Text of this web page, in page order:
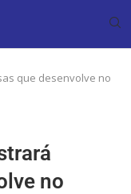
que desenvolve no
no